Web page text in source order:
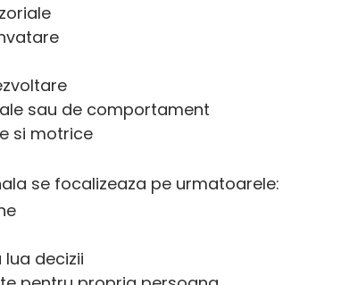
sau de comportament
si motrice
se focalizeaza pe urmatoarele:
decizii